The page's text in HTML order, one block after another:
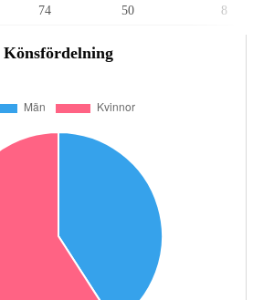
74 50 8
Könsfördelning